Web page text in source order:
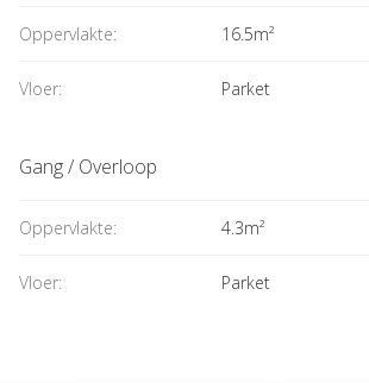
Oppervlakte: 16.5m²
Vloer: Parket
Gang / Overloop
Oppervlakte: 4.3m²
Vloer: Parket